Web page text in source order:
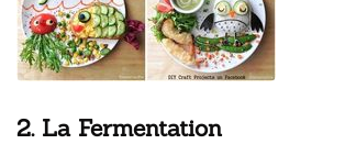
2. La Fermentation